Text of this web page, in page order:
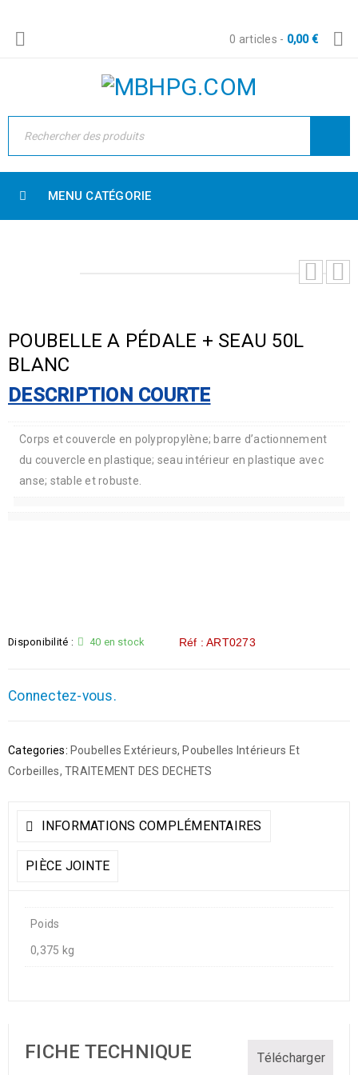
0 articles - 0,00€
MENU CATÉGORIE
POUBELLE A PÉDALE + SEAU 50L
BLANC
DESCRIPTION COURTE
Corps et couvercle en polypropylène; barre d’actionnement
du couvercle en plastique; seau intérieur en plastique avec
anse; stable et robuste.
Disponibilité : 40 en stock Réf : ART0273
Connectez-vous.
Categories: Poubelles Extérieurs, Poubelles Intérieurs Et
Corbeilles, TRAITEMENT DES DECHETS
INFORMATIONS COMPLÉMENTAIRES
PIÈCE JOINTE
Poids
0,375 kg
FICHE TECHNIQUE Télécharger